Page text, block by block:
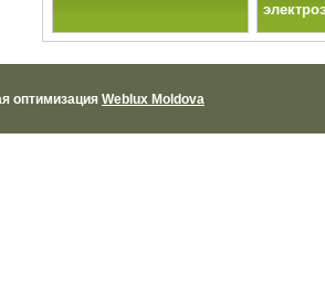
оптимизация Weblux Moldova